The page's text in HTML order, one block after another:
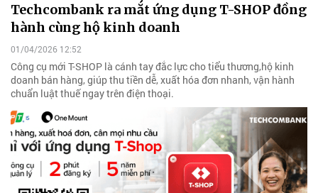
Techcombank ra mắt ứng dụng T-SHOP đồng
hành cùng hộ kinh doanh
01/04/2026 12:52
Công cụ mới T-SHOP là cánh tay đắc lực cho tiểu thương,hộ kinh
doanh bán hàng, giúp thu tiền dễ, xuất hóa đơn nhanh, vận hành
chuẩn luật thuế ngay trên điện thoại.